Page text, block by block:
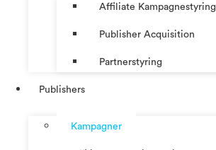
Affiliate Kampagnestyring
Publisher Acquisition
Partnerstyring
Publishers
Kampagner